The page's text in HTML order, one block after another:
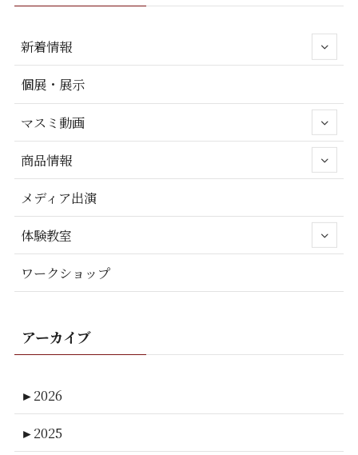
新着情報
個展・展示
マスミ動画
商品情報
メディア出演
体験教室
ワークショップ
アーカイブ
►2026
►2025